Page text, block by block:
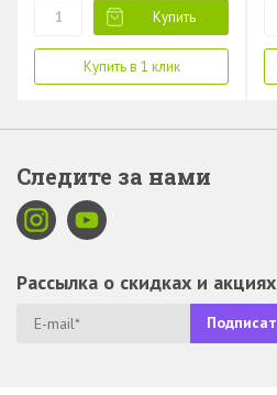
Купить
Купить в 1 клик
Следите за нами
Рассылка о скидках и акциях